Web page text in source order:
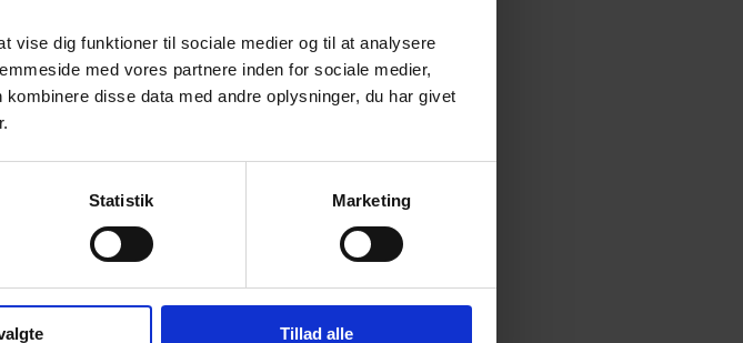
vise dig funktioner til sociale medier og til at analysere
med vores partnere inden for sociale medier,
disse data med andre oplysninger, du har givet
Statistik Marketing
Tillad alle